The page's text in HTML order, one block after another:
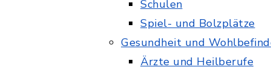
Schulen
Spiel- und Bolzplätze
Gesundheit und
Ärzte und Heilberufe